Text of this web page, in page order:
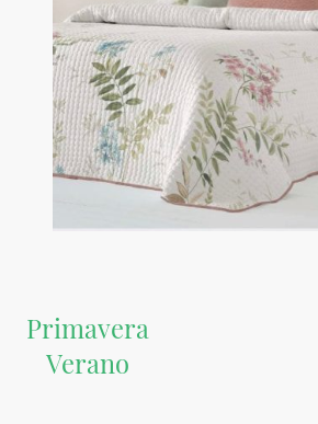
Primavera
Verano